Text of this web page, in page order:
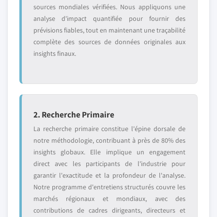
sources mondiales vérifiées. Nous appliquons une
analyse d'impact quantifiée pour fournir des
prévisions fiables, tout en maintenant une traçabilité
complète des sources de données originales aux
insights finaux.
2. Recherche Primaire
La recherche primaire constitue l'épine dorsale de
notre méthodologie, contribuant à près de 80% des
insights globaux. Elle implique un engagement
direct avec les participants de l'industrie pour
garantir l'exactitude et la profondeur de l'analyse.
Notre programme d'entretiens structurés couvre les
marchés régionaux et mondiaux, avec des
contributions de cadres dirigeants, directeurs et